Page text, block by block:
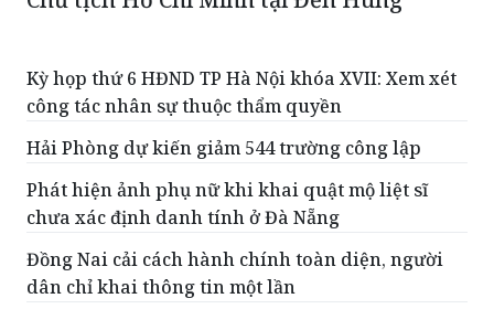
Kỳ họp thứ 6 HĐND TP Hà Nội khóa XVII: Xem xét
công tác nhân sự thuộc thẩm quyền
Hải Phòng dự kiến giảm 544 trường công lập
Phát hiện ảnh phụ nữ khi khai quật mộ liệt sĩ
chưa xác định danh tính ở Đà Nẵng
Đồng Nai cải cách hành chính toàn diện, người
dân chỉ khai thông tin một lần